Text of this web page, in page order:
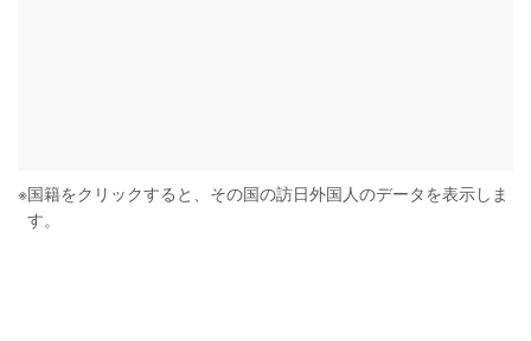
※国籍をクリックすると、その国の訪日外国人のデータを表示しま
す。